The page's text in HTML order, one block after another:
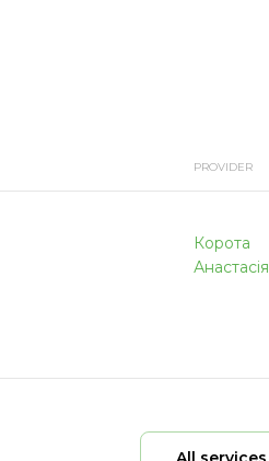
PROVIDER
Корота
Анастасія